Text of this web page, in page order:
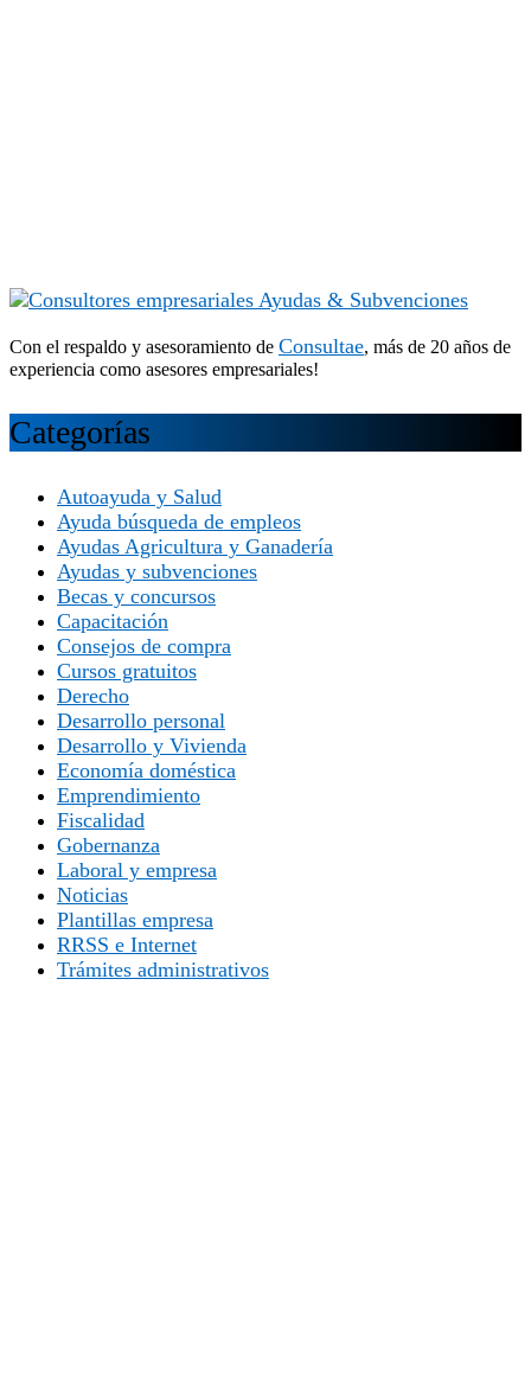
Con el respaldo y asesoramiento de Consultae, más de 20 años de
experiencia como asesores empresariales!
Categorías
Autoayuda y Salud
Ayuda búsqueda de empleos
Ayudas Agricultura y Ganadería
Ayudas y subvenciones
Becas y concursos
Capacitación
Consejos de compra
Cursos gratuitos
Derecho
Desarrollo personal
Desarrollo y Vivienda
Economía doméstica
Emprendimiento
Fiscalidad
Gobernanza
Laboral y empresa
Noticias
Plantillas empresa
RRSS e Internet
Trámites administrativos